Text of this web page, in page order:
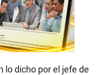
lo dicho por el jefe de